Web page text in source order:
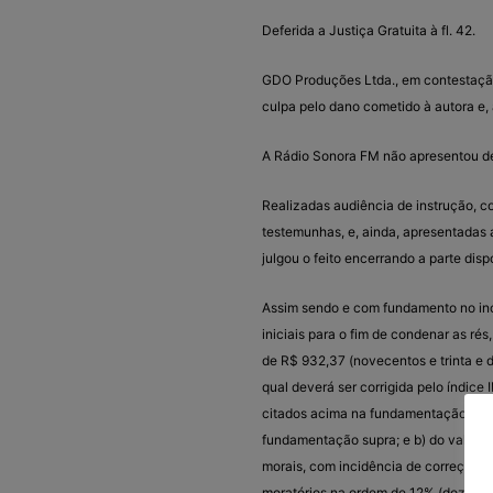
Deferida a Justiça Gratuita à fl. 42.
GDO Produções Ltda., em
culpa pelo dano cometido à autora
A Rádio Sonora FM não apresentou
Realizadas audiência de instrução,
testemunhas, e, ainda,
julgou o feito encerrando a parte
Assim sendo e com fundamento no
iniciais para o fim de condenar as
de R$ 932,37 (novecentos e trinta e
qual deverá ser corrigida pelo índice
citados acima na fundamentação, e
fundamentação supra; e b) do valor
morais, com incidência de correção